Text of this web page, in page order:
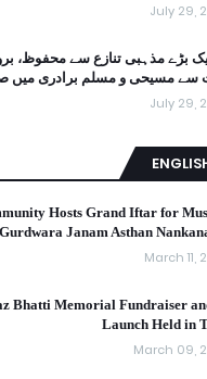
July 29,
بڑے مذہبی تنازع سے محفوظ،
سے مسیحی و مسلم برادری میں
July 29,
Hosts Grand Iftar for
Gurdwara Janam Asthan
March 11,
Bhatti Memorial Fundraiser
Launch Held in
March 09,